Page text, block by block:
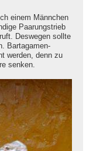
einem Männchen
Paarungstrieb
Deswegen sollte
Bartagamen-
werden, denn zu
senken.